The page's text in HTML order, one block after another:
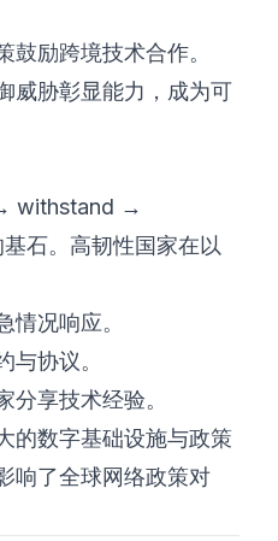
鼓励跨境技术合作。
威胁彰显能力，成为可
withstand →
石。高韧性国家在以
情况响应。
与协议。
分享技术经验。
的数字基础设施与政策
响了全球网络政策对